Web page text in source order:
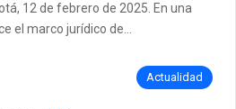
12 de febrero de 2025. En una
el marco jurídico de…
Actualidad